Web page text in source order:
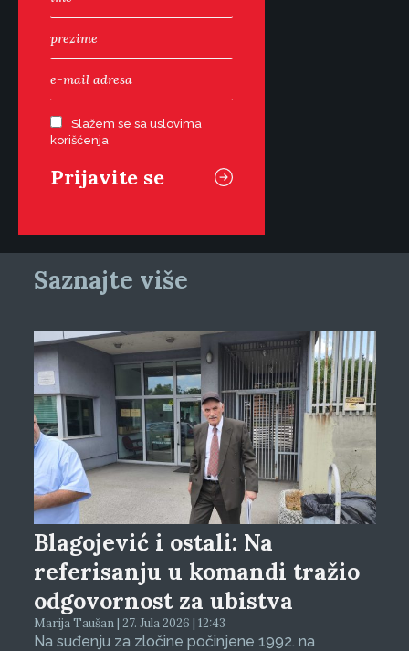
Slažem se sa uslovima
korišćenja
Saznajte više
Blagojević i ostali: Na
referisanju u komandi tražio
odgovornost za ubistva
Marija Taušan | 27. Jula 2026 | 12:43
Na suđenju za zločine počinjene 1992. na